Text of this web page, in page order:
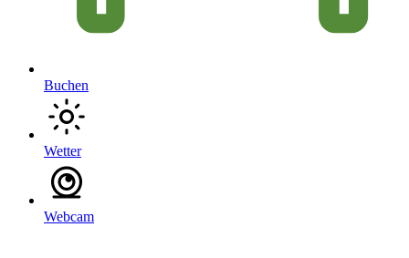
Buchen
Wetter
Webcam